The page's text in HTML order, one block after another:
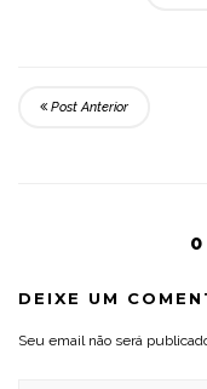
Post Anterior
0
DEIXE UM
Seu email não será